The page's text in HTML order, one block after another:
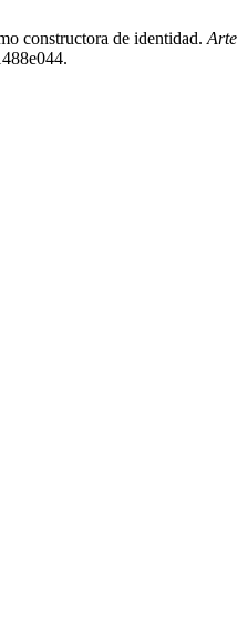
constructora de identidad.